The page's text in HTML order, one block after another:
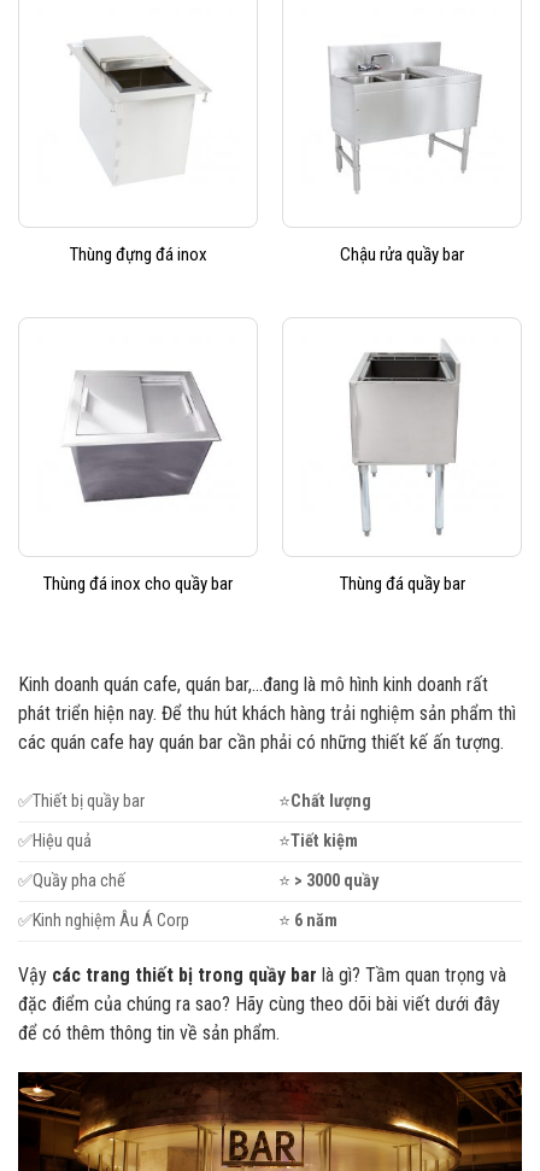
Thùng đựng đá inox Chậu rửa quầy bar
Thùng đá inox cho quầy bar Thùng đá quầy bar
Kinh doanh quán cafe, quán bar,…đang là mô hình kinh doanh rất
phát triển hiện nay. Để thu hút khách hàng trải nghiệm sản phẩm thì
các quán cafe hay quán bar cần phải có những thiết kế ấn tượng.
✅Thiết bị quầy bar ⭐Chất lượng
✅Hiệu quả
⭐Tiết kiệm
✅Quầy pha chế
⭐ > 3000 quầy
✅Kinh nghiệm Âu Á Corp
⭐ 6 năm
Vậy các trang thiết bị trong quầy bar là gì? Tầm quan trọng và
đặc điểm của chúng ra sao? Hãy cùng theo dõi bài viết dưới đây
để có thêm thông tin về sản phẩm.